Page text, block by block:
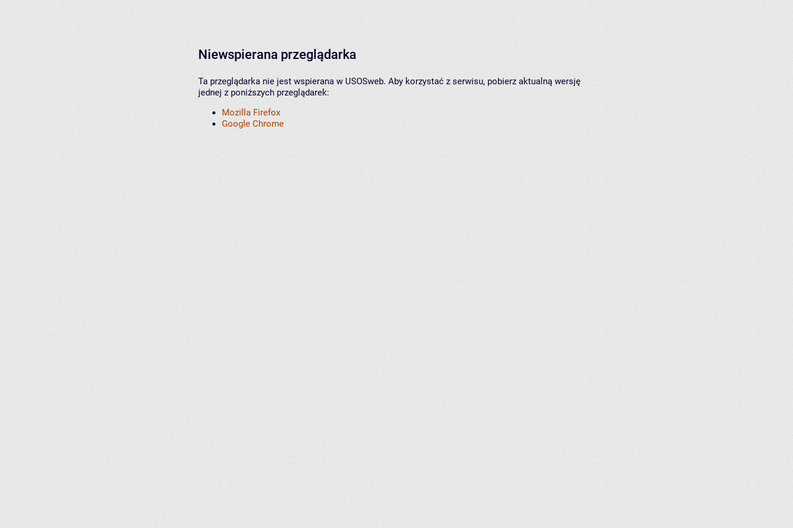
Niewspierana przeglądarka
Ta przeglądarka nie jest wspierana w USOSweb. Aby korzystać z serwisu, pobierz aktualną wersję
jednej z poniższych przeglądarek:
Mozilla Firefox
Google Chrome